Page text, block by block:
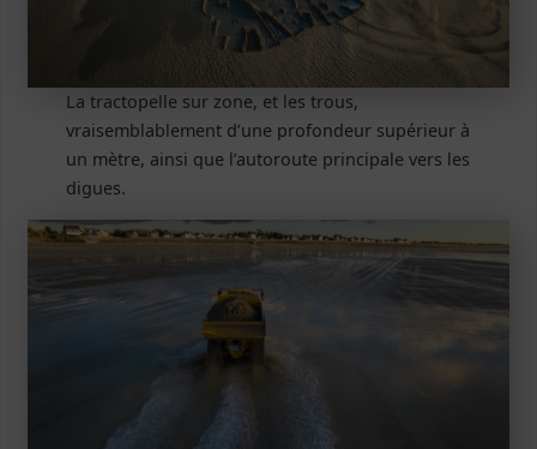
La tractopelle sur zone, et les trous,
vraisemblablement d’une profondeur supérieur à
un mètre, ainsi que l’autoroute principale vers les
digues.